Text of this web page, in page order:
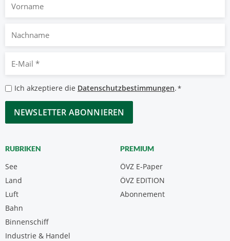
Nachname
Mail
*
Datenschutzbestimmungen
*
Ich akzeptiere die Datenschutzbestimmungen.*
CAPTCHA
RUBRIKEN
See
Land
Luft
Bahn
Binnenschiff
Industrie & Handel
PREMIUM
ÖVZ E-Paper
Abonnement
ÖVZ EDITION